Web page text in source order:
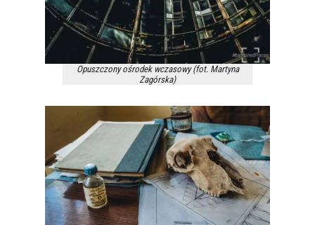
Opuszczony ośrodek wczasowy (fot. Martyna
Zagórska)